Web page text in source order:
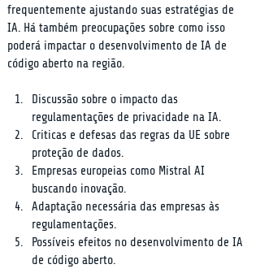
frequentemente ajustando suas estratégias de
IA. Há também preocupações sobre como isso
poderá impactar o desenvolvimento de IA de
código aberto na região.
Discussão sobre o impacto das
regulamentações de privacidade na IA.
Criticas e defesas das regras da UE sobre
proteção de dados.
Empresas europeias como Mistral AI
buscando inovação.
Adaptação necessária das empresas às
regulamentações.
Possíveis efeitos no desenvolvimento de IA
de código aberto.